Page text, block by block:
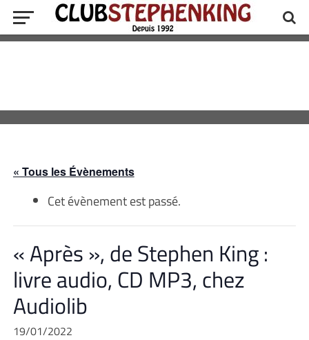
« Tous les Évènements
Cet évènement est passé.
« Après », de Stephen King :
livre audio, CD MP3, chez
Audiolib
19/01/2022